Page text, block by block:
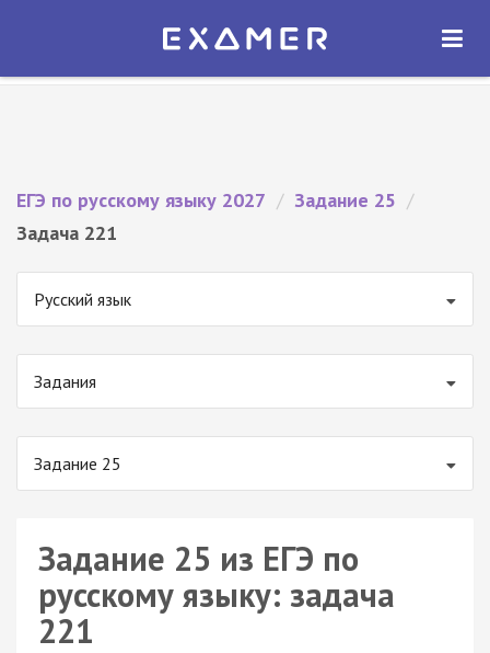
Экзамер — ЕГЭ 2027
ОТКРЫТЬ
ЕГЭ по русскому языку 2027 / Задание 25 /
Задача 221
Русский язык
Задания
Задание 25
Задание 25 из ЕГЭ по
русскому языку: задача
221